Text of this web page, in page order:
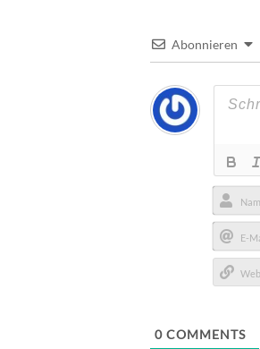
Abonnieren
Name*
E-
Mail*
0 COMMENTS